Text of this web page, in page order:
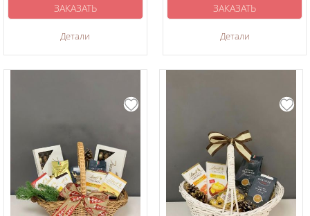
Детали
ЗАКАЗАТЬ
Детали
ЗАКАЗАТЬ